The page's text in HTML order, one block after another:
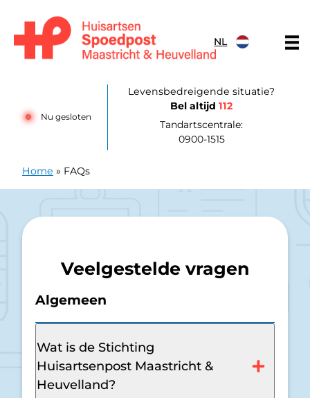
NL
Nu gesloten
Levensbedreigende situatie?
Bel altijd112
Tandartscentrale:
0900-1515
Home » FAQs
Veelgestelde vragen
Algemeen
Wat is de Stichting
Huisartsenpost Maastricht &
Heuvelland?